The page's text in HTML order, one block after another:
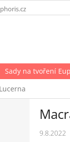
Sady na tvoření
9.8.2022